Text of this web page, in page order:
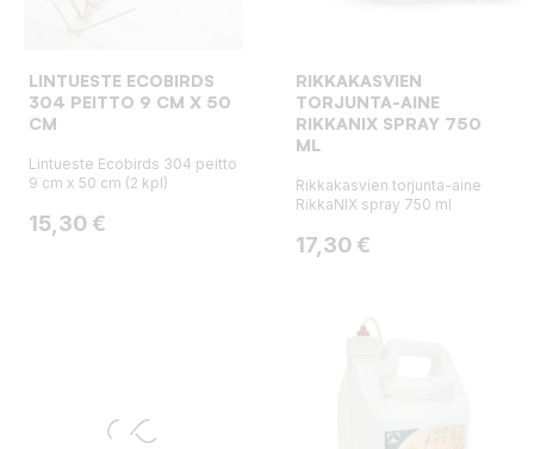
LINTUESTE ECOBIRDS
304 PEITTO 9 CM X 50
CM
Lintueste Ecobirds 304 peitto
9 cm x 50 cm (2 kpl)
Hinta
15,30 €
RIKKAKASVIEN
TORJUNTA-AINE
RIKKANIX SPRAY 750
ML
Rikkakasvien torjunta-aine
RikkaNIX spray 750 ml
Hinta
17,30 €